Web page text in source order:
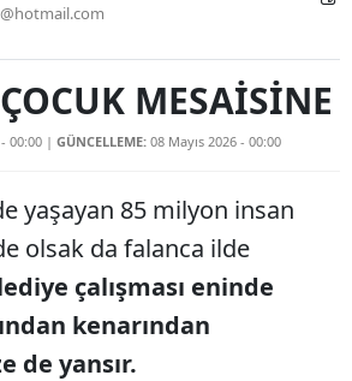
Antalya
Artvin
Balıkesir
Bilecik
Bingöl
MESAİSİNE
00:00 | GÜNCELLEME: 08 Mayıs 2026 - 00:00
yaşayan 85 milyon insan
olsak da falanca ilde
çalışması eninde
kenarından
de yansır.